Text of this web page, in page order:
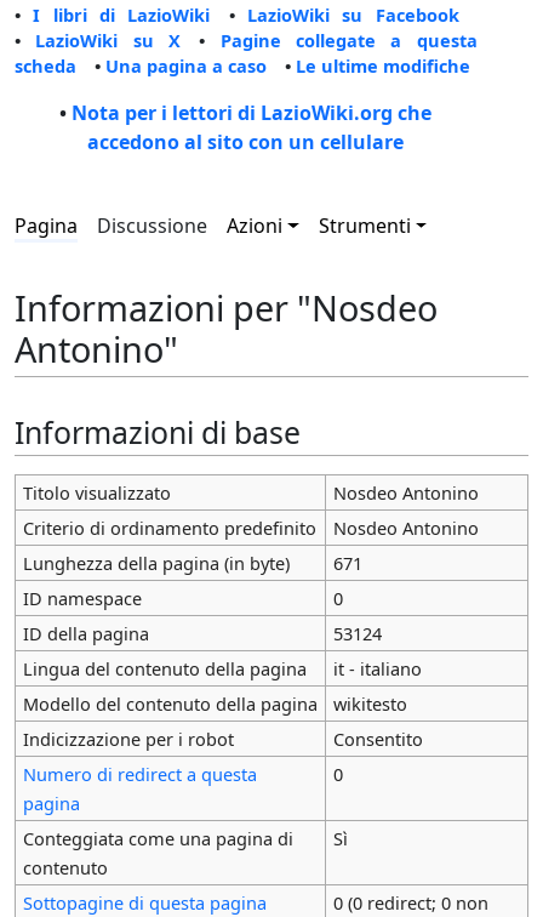
•I libri di LazioWiki • LazioWiki su Facebook
• LazioWiki su X • Pagine collegate a questa
scheda • Una pagina a caso • Le ultime modifiche
• Nota per i lettori di LazioWiki.org che
accedono al sito con un cellulare
Pagina Discussione Azioni Strumenti
Informazioni per "Nosdeo
Antonino"
Informazioni di base
Titolo visualizzato
Nosdeo Antonino
Criterio di ordinamento predefinito
Nosdeo Antonino
Lunghezza della pagina (in byte)
671
ID namespace
0
ID della pagina
53124
Lingua del contenuto della pagina
it - italiano
Modello del contenuto della pagina
wikitesto
Indicizzazione per i robot
Consentito
Numero di redirect a questa
pagina
0
Conteggiata come una pagina di
contenuto
Sì
Sottopagine di questa pagina
0 (0 redirect; 0 non